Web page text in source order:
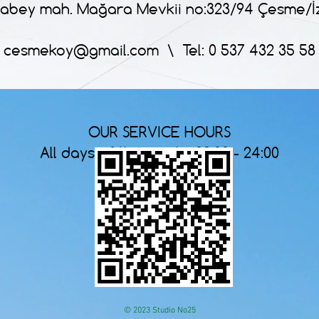
mah. Mağara Mevkii no:323/94 Çesme/
cesmekoy@gmail.com\ Tel: 0 537 432 35 58
OUR SERVICE HOURS
All days of the week : 09:00 - 24:00
© 2023 Studio No25